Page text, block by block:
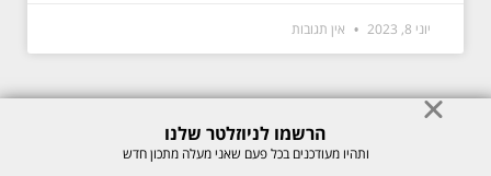
יוני 8, 2023 אין תגובות
© כל הזכויות לתוכן באתר שמורות למיכל רוזנבך 2026. אין להעתיק או לשכפל
הרשמו לניוזלטר שלנו
ותהיו מעודכנים בכל פעם שאני מעלה מתכון חדש